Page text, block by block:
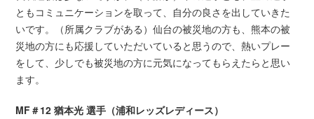
ともコミュニケーションを取って、自分の良さを出していきた
いです。（所属クラブがある）仙台の被災地の方も、熊本の被
災地の方にも応援していただいていると思うので、熱いプレー
をして、少しでも被災地の方に元気になってもらえたらと思い
ます。
MF＃12 猶本光 選手（浦和レッズレディース）